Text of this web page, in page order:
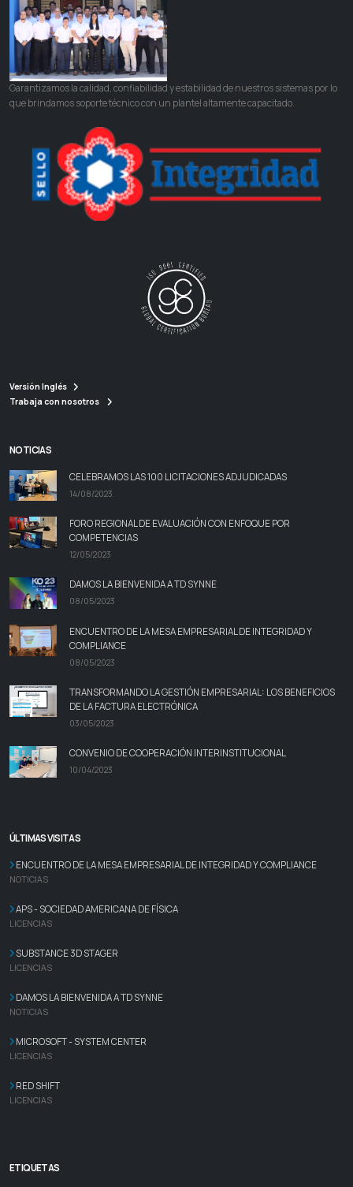
Garantizamos la calidad, confiabilidad y estabilidad de nuestros sistemas por lo
que brindamos soporte técnico con un plantel altamente capacitado.
Versión Inglés
Trabaja con nosotros
NOTICIAS
CELEBRAMOS LAS 100 LICITACIONES ADJUDICADAS
14/08/2023
FORO REGIONAL DE EVALUACIÓN CON ENFOQUE POR
COMPETENCIAS
12/05/2023
DAMOS LA BIENVENIDA A TD SYNNE
08/05/2023
ENCUENTRO DE LA MESA EMPRESARIAL DE INTEGRIDAD Y
COMPLIANCE
08/05/2023
TRANSFORMANDO LA GESTIÓN EMPRESARIAL: LOS BENEFICIOS
DE LA FACTURA ELECTRÓNICA
03/05/2023
CONVENIO DE COOPERACIÓN INTERINSTITUCIONAL
10/04/2023
ÚLTIMAS VISITAS
ENCUENTRO DE LA MESA EMPRESARIAL DE INTEGRIDAD Y COMPLIANCE
NOTICIAS
APS - SOCIEDAD AMERICANA DE FÍSICA
LICENCIAS
SUBSTANCE 3D STAGER
LICENCIAS
DAMOS LA BIENVENIDA A TD SYNNE
NOTICIAS
MICROSOFT - SYSTEM CENTER
LICENCIAS
RED SHIFT
LICENCIAS
ETIQUETAS